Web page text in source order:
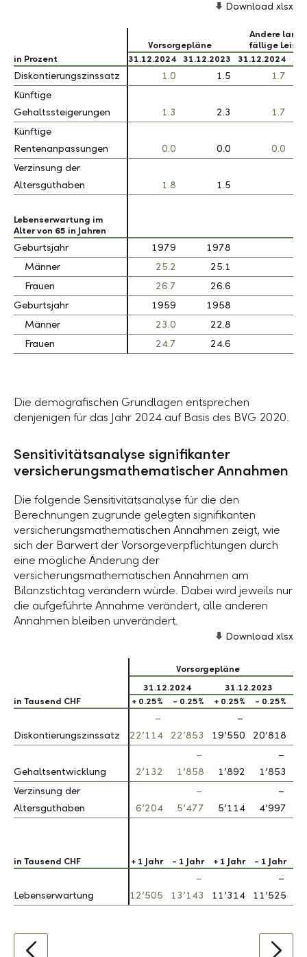
Download xlsx
Vorsorgepläne
Andere
fällige
in Prozent
31.12.2024 31.12.2023 31.12.2024
Diskontierungszinssatz 1.0 1.5
1.7
Künftige
Gehaltssteigerungen
1.3 2.3
1.7
Künftige
Rentenanpassungen
0.0 0.0
0.0
Verzinsung der
Altersguthaben
1.8 1.5
Lebenserwartung im
Alter von 65 in Jahren
Geburtsjahr 1979
1978
Männer
25.2
25.1
Frauen
26.7
26.6
Geburtsjahr
1959
1958
Männer
23.0
22.8
Frauen
24.7 24.6
in Prozent
Diskontierungszinssatz
Künftige
Gehaltssteigerungen
Künftige
Rentenanpassungen
Verzinsung der
Altersguthaben
Lebenserwartung im
Alter von 65 in Jahren
Geburtsjahr
Männer
Frauen
Geburtsjahr
Männer
Frauen
Die demografischen Grundlagen entsprechen
denjenigen für das Jahr 2024 auf Basis des BVG 2020.
Sensitivitätsanalyse signifikanter
versicherungsmathematischer Annahmen
Die folgende Sensitivitätsanalyse für die den
Berechnungen zugrunde gelegten signifikanten
versicherungsmathematischen Annahmen zeigt, wie
sich der Barwert der Vorsorgeverpflichtungen durch
eine mögliche Änderung der
versicherungsmathematischen Annahmen am
Bilanzstichtag verändern würde. Dabei wird jeweils nur
die aufgeführte Annahme verändert, alle anderen
Annahmen bleiben unverändert.
Download xlsx
Vorsorgepläne
31.12.2024
31.12.2023
in Tausend CHF
+ 0.25% - 0.25% + 0.25% - 0.25%
Diskontierungszinssatz
–
22’114
22’853
–
19’550
20’818
Gehaltsentwicklung 2’132
–
1’858
1’892
–
1’853
Verzinsung der
Altersguthaben
6’204
–
5’477
5’114
–
4’997
in Tausend CHF + 1 Jahr - 1 Jahr + 1 Jahr - 1 Jahr
Lebenserwartung 12’505
–
13’143
11’314
–
11’525
in Tausend CHF
Diskontierungszinssatz
Gehaltsentwicklung
Verzinsung der
Altersguthaben
in Tausend CHF
Lebenserwartung